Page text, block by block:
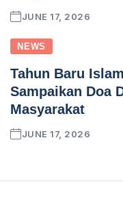
JUNE 17, 2026
NEWS
Tahun Baru
Sampaikan Doa
Masyarakat
JUNE 17, 2026